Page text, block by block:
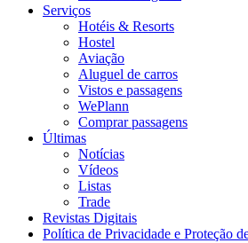
Serviços
Hotéis & Resorts
Hostel
Aviação
Aluguel de carros
Vistos e passagens
WePlann
Comprar passagens
Últimas
Notícias
Vídeos
Listas
Trade
Revistas Digitais
Política de Privacidade e Proteção